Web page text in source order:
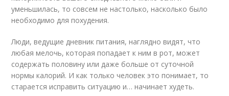
уменьшилась, то совсем не настолько, насколько было
необходимо для похудения.
Люди, ведущие дневник питания, наглядно видят, что
любая мелочь, которая попадает к ним в рот, может
содержать половину или даже больше от суточной
нормы калорий. И как только человек это понимает, то
старается исправить ситуацию и… начинает худеть.